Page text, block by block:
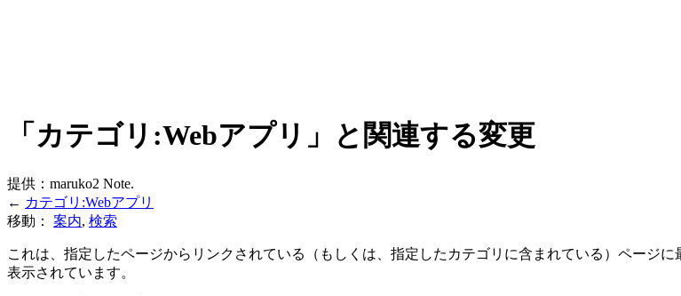
「カテゴリ:Webアプリ」と関連する変更
提供：maruko2 Note.
← カテゴリ:Webアプリ
移動： 案内, 検索
これは、指定したページからリンクされている（もしくは、指定したカテゴリに含まれている）ページに
表示されています。